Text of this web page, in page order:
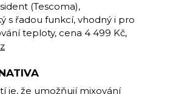
(Tescoma),
s řadou funkcí, vhodný i pro
teploty, cena 4 499 Kč,
je, že umožňují mixování